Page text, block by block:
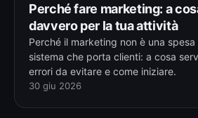
Perché fare marketing: a
davvero per la tua attività
Perché il marketing non è una
sistema che porta clienti: a cosa
errori da evitare e come iniziare.
30 giu 2026